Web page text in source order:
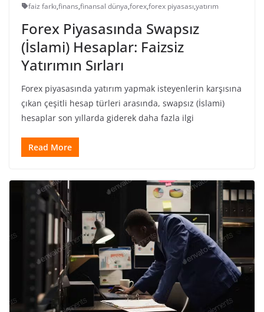
faiz farkı,finans,finansal dünya,forex,forex piyasası,yatırım
Forex Piyasasında Swapsız
(İslami) Hesaplar: Faizsiz
Yatırımın Sırları
Forex piyasasında yatırım yapmak isteyenlerin karşısına
çıkan çeşitli hesap türleri arasında, swapsız (İslami)
hesaplar son yıllarda giderek daha fazla ilgi
Read More